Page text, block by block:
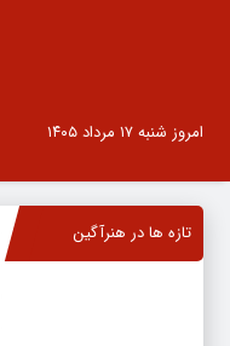
امروز شنبه ۱۷ مرداد ۱۴۰۵
تازه ها در هنرآگین